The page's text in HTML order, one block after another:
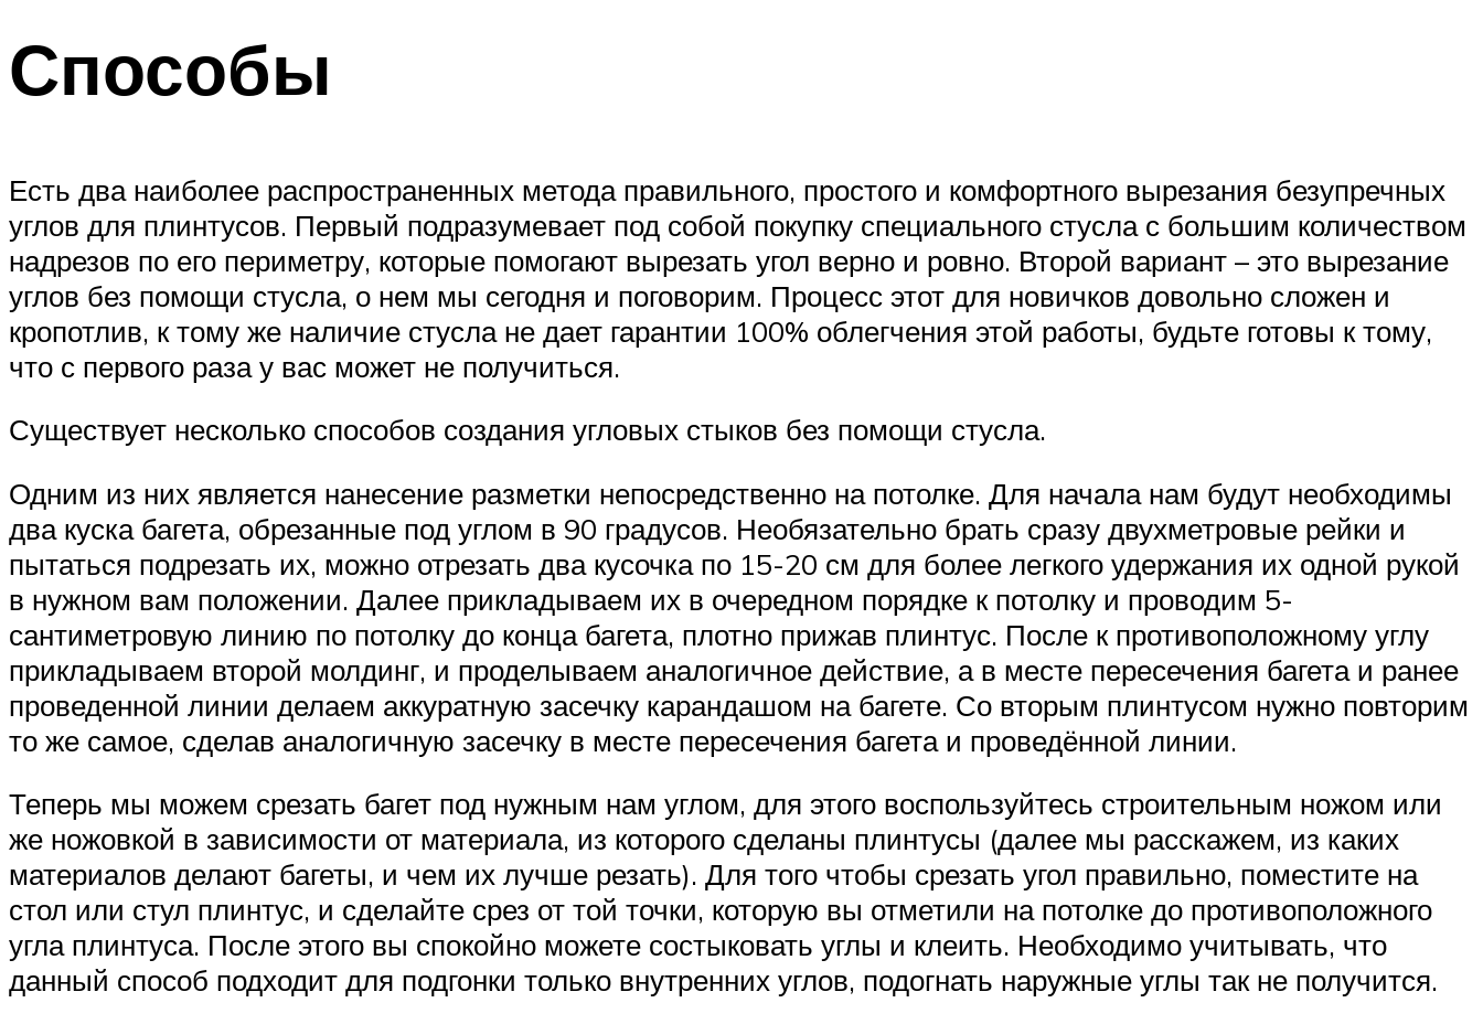
Способы
Есть два наиболее распространенных метода правильного, простого и комфортного вырезания безупречных
углов для плинтусов. Первый подразумевает под собой покупку специального стусла с большим количеством
надрезов по его периметру, которые помогают вырезать угол верно и ровно. Второй вариант – это вырезание
углов без помощи стусла, о нем мы сегодня и поговорим. Процесс этот для новичков довольно сложен и
кропотлив, к тому же наличие стусла не дает гарантии 100% облегчения этой работы, будьте готовы к тому,
что с первого раза у вас может не получиться.
Существует несколько способов создания угловых стыков без помощи стусла.
Одним из них является нанесение разметки непосредственно на потолке. Для начала нам будут необходимы
два куска багета, обрезанные под углом в 90 градусов. Необязательно брать сразу двухметровые рейки и
пытаться подрезать их, можно отрезать два кусочка по 15-20 см для более легкого удержания их одной рукой
в нужном вам положении. Далее прикладываем их в очередном порядке к потолку и проводим 5-
сантиметровую линию по потолку до конца багета, плотно прижав плинтус. После к противоположному углу
прикладываем второй молдинг, и проделываем аналогичное действие, а в месте пересечения багета и ранее
проведенной линии делаем аккуратную засечку карандашом на багете. Со вторым плинтусом нужно повторим
то же самое, сделав аналогичную засечку в месте пересечения багета и проведённой линии.
Теперь мы можем срезать багет под нужным нам углом, для этого воспользуйтесь строительным ножом или
же ножовкой в зависимости от материала, из которого сделаны плинтусы (далее мы расскажем, из каких
материалов делают багеты, и чем их лучше резать). Для того чтобы срезать угол правильно, поместите на
стол или стул плинтус, и сделайте срез от той точки, которую вы отметили на потолке до противоположного
угла плинтуса. После этого вы спокойно можете состыковать углы и клеить. Необходимо учитывать, что
данный способ подходит для подгонки только внутренних углов, подогнать наружные углы так не получится.